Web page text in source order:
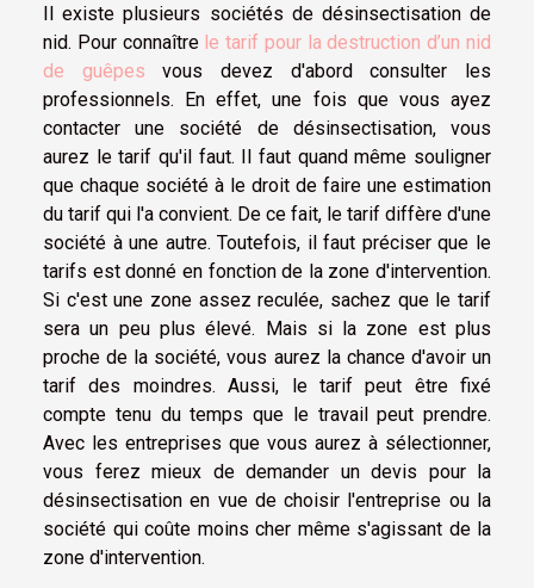
Il existe plusieurs sociétés de désinsectisation de
nid. Pour connaître le tarif pour la destruction d’un nid
de guêpes vous devez d'abord consulter les
professionnels. En effet, une fois que vous ayez
contacter une société de désinsectisation, vous
aurez le tarif qu'il faut. Il faut quand même souligner
que chaque société à le droit de faire une estimation
du tarif qui l'a convient. De ce fait, le tarif diffère d'une
société à une autre. Toutefois, il faut préciser que le
tarifs est donné en fonction de la zone d'intervention.
Si c'est une zone assez reculée, sachez que le tarif
sera un peu plus élevé. Mais si la zone est plus
proche de la société, vous aurez la chance d'avoir un
tarif des moindres. Aussi, le tarif peut être fixé
compte tenu du temps que le travail peut prendre.
Avec les entreprises que vous aurez à sélectionner,
vous ferez mieux de demander un devis pour la
désinsectisation en vue de choisir l'entreprise ou la
société qui coûte moins cher même s'agissant de la
zone d'intervention.